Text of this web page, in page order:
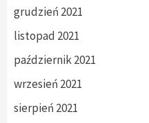
grudzień 2021
listopad 2021
październik 2021
wrzesień 2021
sierpień 2021